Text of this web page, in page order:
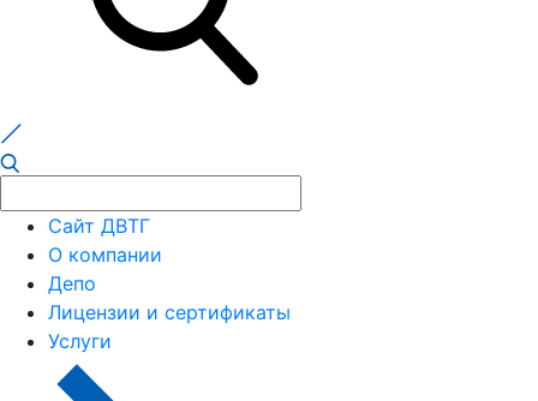
Сайт ДВТГ
О компании
Депо
Лицензии и сертификаты
Услуги